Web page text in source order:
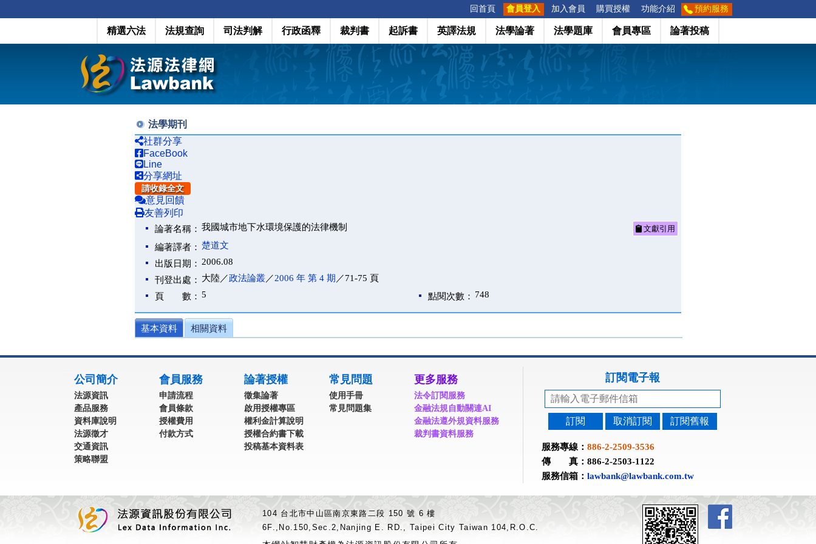
回首頁 會員登入 加入會員 購買授權 功能介紹 預約服務
精選六法 法規查詢 司法判解 行政函釋 裁判書 起訴書 英譯法規 法學論著 法學題庫 會員專區 論著投稿
法學期刊
社群分享
FaceBook
Line
分享網址
請收錄全文
意見回饋
友善列印
論著名稱： 我國城市地下水環境保護的法律機制 文獻引用
編著譯者： 楚道文
出版日期： 2006.08
刊登出處： 大陸／政法論叢／2006 年 第 4 期 ／71-75 頁
頁 數： 5 點閱次數： 748
基本資料 相關資料
公司簡介
法源資訊
產品服務
資料庫說明
法源徵才
交通資訊
策略聯盟
會員服務
申請流程
會員條款
授權費用
付款方式
論著授權
徵集論著
啟用授權專區
權利金計算說明
授權合約書下載
投稿基本資料表
常見問題
使用手冊
常見問題集
更多服務
法令訂閱服務
金融法規自動關連AI
金融法遵外規資料服務
裁判書資料服務
訂閱電子報
訂閱 取消訂閱 訂閱舊報
服務專線： 886-2-2509-3536
傳 真：886-2-2503-1122
服務信箱： lawbank@lawbank.com.tw
104 台北市中山區南京東路二段 150 號 6 樓
6F.,No.150,Sec.2,Nanjing E. RD., Taipei City Taiwan 104,R.O.C.